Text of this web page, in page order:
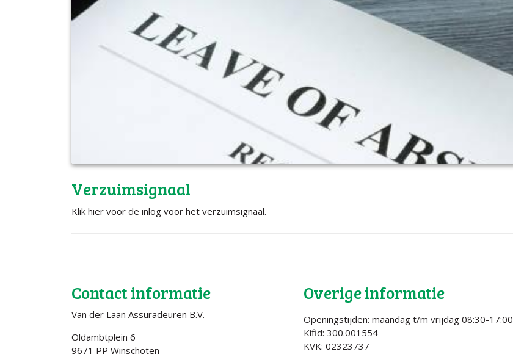
Verzuimsignaal
Klik hier voor de inlog voor het verzuimsignaal.
Contact informatie
Van der Laan Assuradeuren B.V.
Oldambtplein 6
9671 PP Winschoten
Overige informatie
Openingstijden: maandag t/m vrijdag 08:30-17:00
Kifid: 300.001554
KVK: 02323737